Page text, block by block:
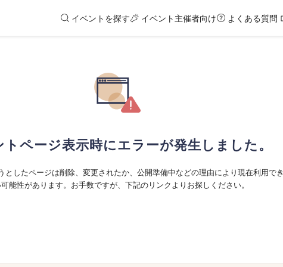
イベントを探す イベント主催者向け よくある質問
トページ表示時にエラーが発生しました。
としたページは削除、変更されたか、公開準備中などの理由により現在利用でき
能性があります。お手数ですが、下記のリンクよりお探しください。